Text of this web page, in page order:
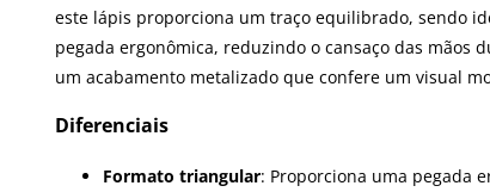
este lápis proporciona um traço equilibrado, sendo
pegada ergonômica, reduzindo o cansaço das
um acabamento metalizado que confere um visual
Diferenciais
Formato triangular: Proporciona uma pegada